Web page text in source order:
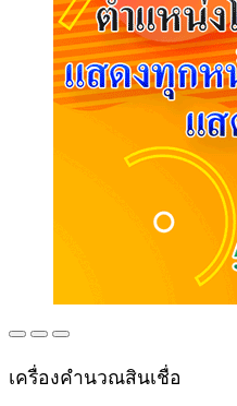
เครื่องคำนวณสินเชื่อ